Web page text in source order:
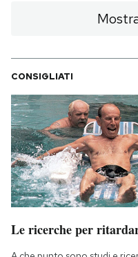
AREA PERSONALE
Area Personale
Newsletter
Notifiche mobile
Regala il Post
Hai bisogno di aiuto?
CONSIGLIATI
Le ricerche per